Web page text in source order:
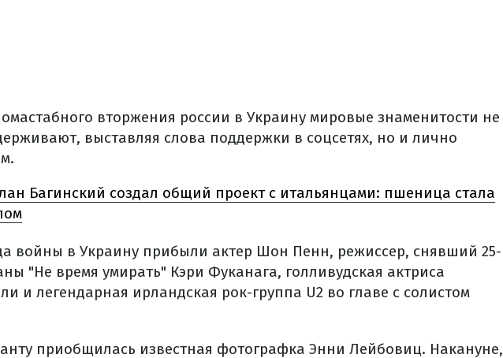
вторжения россии в Украину мировые знаменитости не
выставляя слова поддержки в соцсетях, но и лично
Багинский создал общий проект с итальянцами: пшеница стала
войны в Украину прибыли актер Шон Пенн, режиссер, снявший 25-
"Не время умирать" Кэри Фуканага, голливудская актриса
и легендарная ирландская рок-группа U2 во главе с солистом
приобщилась известная фотографка Энни Лейбовиц. Накануне,